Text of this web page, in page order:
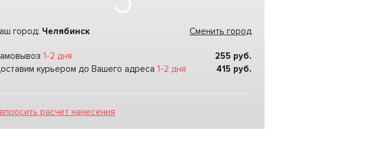
город: Челябинск Сменить город
1-2 дня 255 руб.
курьером до Вашего адреса 1-2 дня 415 руб.
расчет нанесения